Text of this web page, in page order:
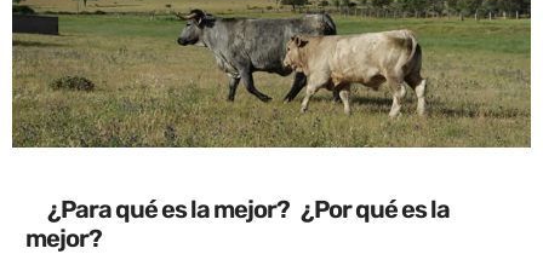
¿Para qué es la mejor? ¿Por qué es la
mejor?